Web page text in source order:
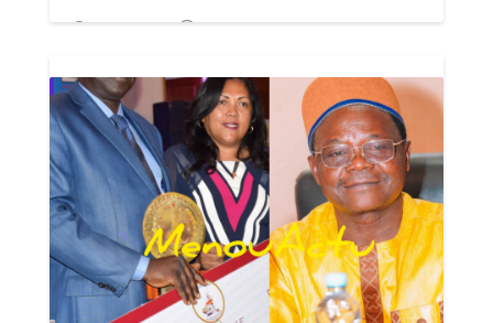
14/07/26 Par MenouActu 0